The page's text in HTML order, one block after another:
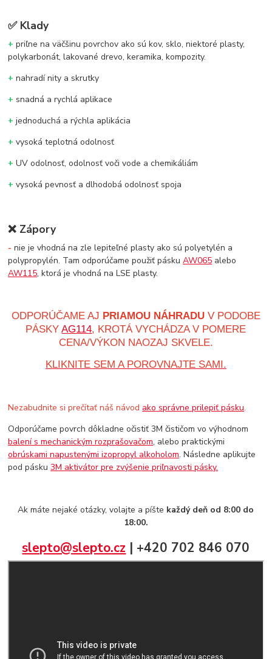
✅ Klady
+ priľne na väčšinu povrchov ako sú kov, sklo, niektoré plasty,
polykarbonát, lakované drevo, keramika, kompozity.
+ nahradí nity a skrutky
+ snadná a rychlá aplikace
+ jednoduchá a rýchla aplikácia
+ vysoká teplotná odolnosť
+ UV odolnosť, odolnosť voči vode a chemikáliám
+ vysoká pevnosť a dlhodobá odolnosť spoja
❌ Zápory
- nie je vhodná na zle lepiteľné plasty ako sú polyetylén a
polypropylén. Tam odporúčame použiť páskuAW065 alebo
AW115, ktorá je vhodná na LSE plasty.
ODPORÚČAME AJ PRIAMOU NÁHRADUV PODOBE
PÁSKYAG114, KROTÁ VYCHÁDZA V POMERE
CENA/VÝKON NAOZAJ SKVELE.
KLIKNITE SEM A POROVNAJTE SAMI.
Nezabudnite si prečítať náš návod ako správne prilepiť pásku.
Odporúčame povrch dôkladne očistiť 3M čističom vo výhodnom
balení s mechanickým rozprašovačom, alebo praktickými
obrúskami napustenými izopropyl alkoholom. Následne aplikujte
pod pásku3M aktivátor pre zvýšenie priľnavosti pásky.
Ak máte nejaké otázky, volajte a píšte každý deň od 8:00 do
18:00.
slepto@slepto.cz | +420 702 846 070